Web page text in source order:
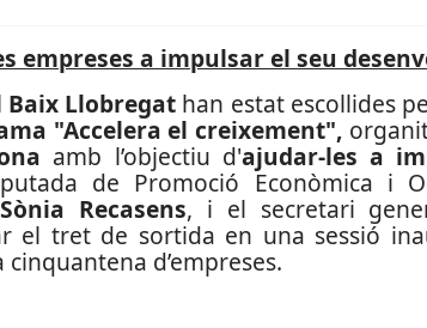
empreses a impulsar el seu
Llobregat han estat escollides
"Accelera el creixement",
amb l’objectiu d'ajudar-les a
de Promoció Econòmica i
Sònia Recasens, i el secretari
el tret de sortida en una sessió
d’empreses.